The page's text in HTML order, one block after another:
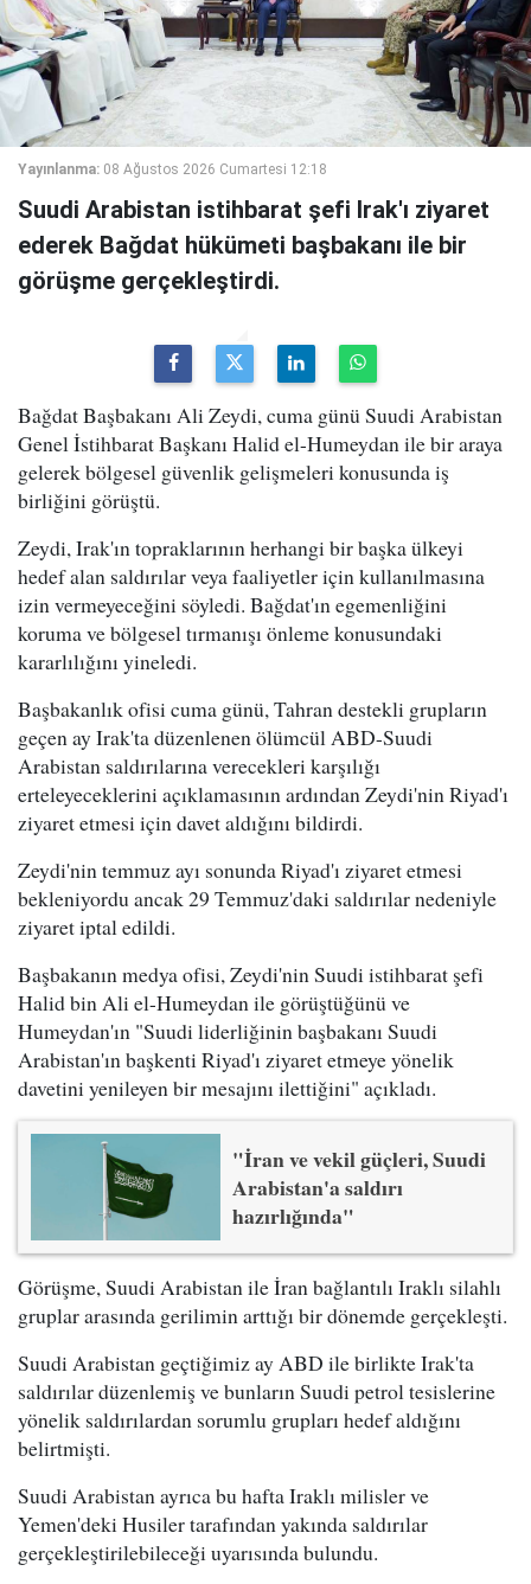
Yayınlanma: 08 Ağustos 2026 Cumartesi 12:18
Suudi Arabistan istihbarat şefi Irak'ı ziyaret
ederek Bağdat hükümeti başbakanı ile bir
görüşme gerçekleştirdi.
Bağdat Başbakanı Ali Zeydi, cuma günü Suudi Arabistan
Genel İstihbarat Başkanı Halid el-Humeydan ile bir araya
gelerek bölgesel güvenlik gelişmeleri konusunda iş
birliğini görüştü.
Zeydi, Irak'ın topraklarının herhangi bir başka ülkeyi
hedef alan saldırılar veya faaliyetler için kullanılmasına
izin vermeyeceğini söyledi. Bağdat'ın egemenliğini
koruma ve bölgesel tırmanışı önleme konusundaki
kararlılığını yineledi.
Başbakanlık ofisi cuma günü, Tahran destekli grupların
geçen ay Irak'ta düzenlenen ölümcül ABD-Suudi
Arabistan saldırılarına verecekleri karşılığı
erteleyeceklerini açıklamasının ardından Zeydi'nin Riyad'ı
ziyaret etmesi için davet aldığını bildirdi.
Zeydi'nin temmuz ayı sonunda Riyad'ı ziyaret etmesi
bekleniyordu ancak 29 Temmuz'daki saldırılar nedeniyle
ziyaret iptal edildi.
Başbakanın medya ofisi, Zeydi'nin Suudi istihbarat şefi
Halid bin Ali el-Humeydan ile görüştüğünü ve
Humeydan'ın "Suudi liderliğinin başbakanı Suudi
Arabistan'ın başkenti Riyad'ı ziyaret etmeye yönelik
davetini yenileyen bir mesajını ilettiğini" açıkladı.
"İran ve vekil güçleri, Suudi
Arabistan'a saldırı
hazırlığında"
Görüşme, Suudi Arabistan ile İran bağlantılı Iraklı silahlı
gruplar arasında gerilimin arttığı bir dönemde gerçekleşti.
Suudi Arabistan geçtiğimiz ay ABD ile birlikte Irak'ta
saldırılar düzenlemiş ve bunların Suudi petrol tesislerine
yönelik saldırılardan sorumlu grupları hedef aldığını
belirtmişti.
Suudi Arabistan ayrıca bu hafta Iraklı milisler ve
Yemen'deki Husiler tarafından yakında saldırılar
gerçekleştirilebileceği uyarısında bulundu.